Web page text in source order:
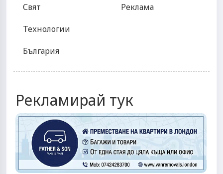
Свят
Технологии
България
Реклама
Рекламирай тук